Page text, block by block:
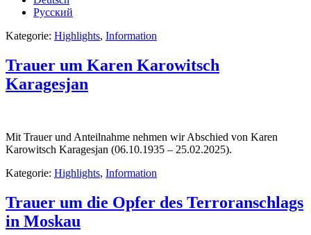
Русский
Kategorie: Highlights, Information
Trauer um Karen Karowitsch
Karagesjan
Mit Trauer und Anteilnahme nehmen wir Abschied von Karen
Karowitsch Karagesjan (06.10.1935 – 25.02.2025).
Kategorie: Highlights, Information
Trauer um die Opfer des Terroranschlags
in Moskau